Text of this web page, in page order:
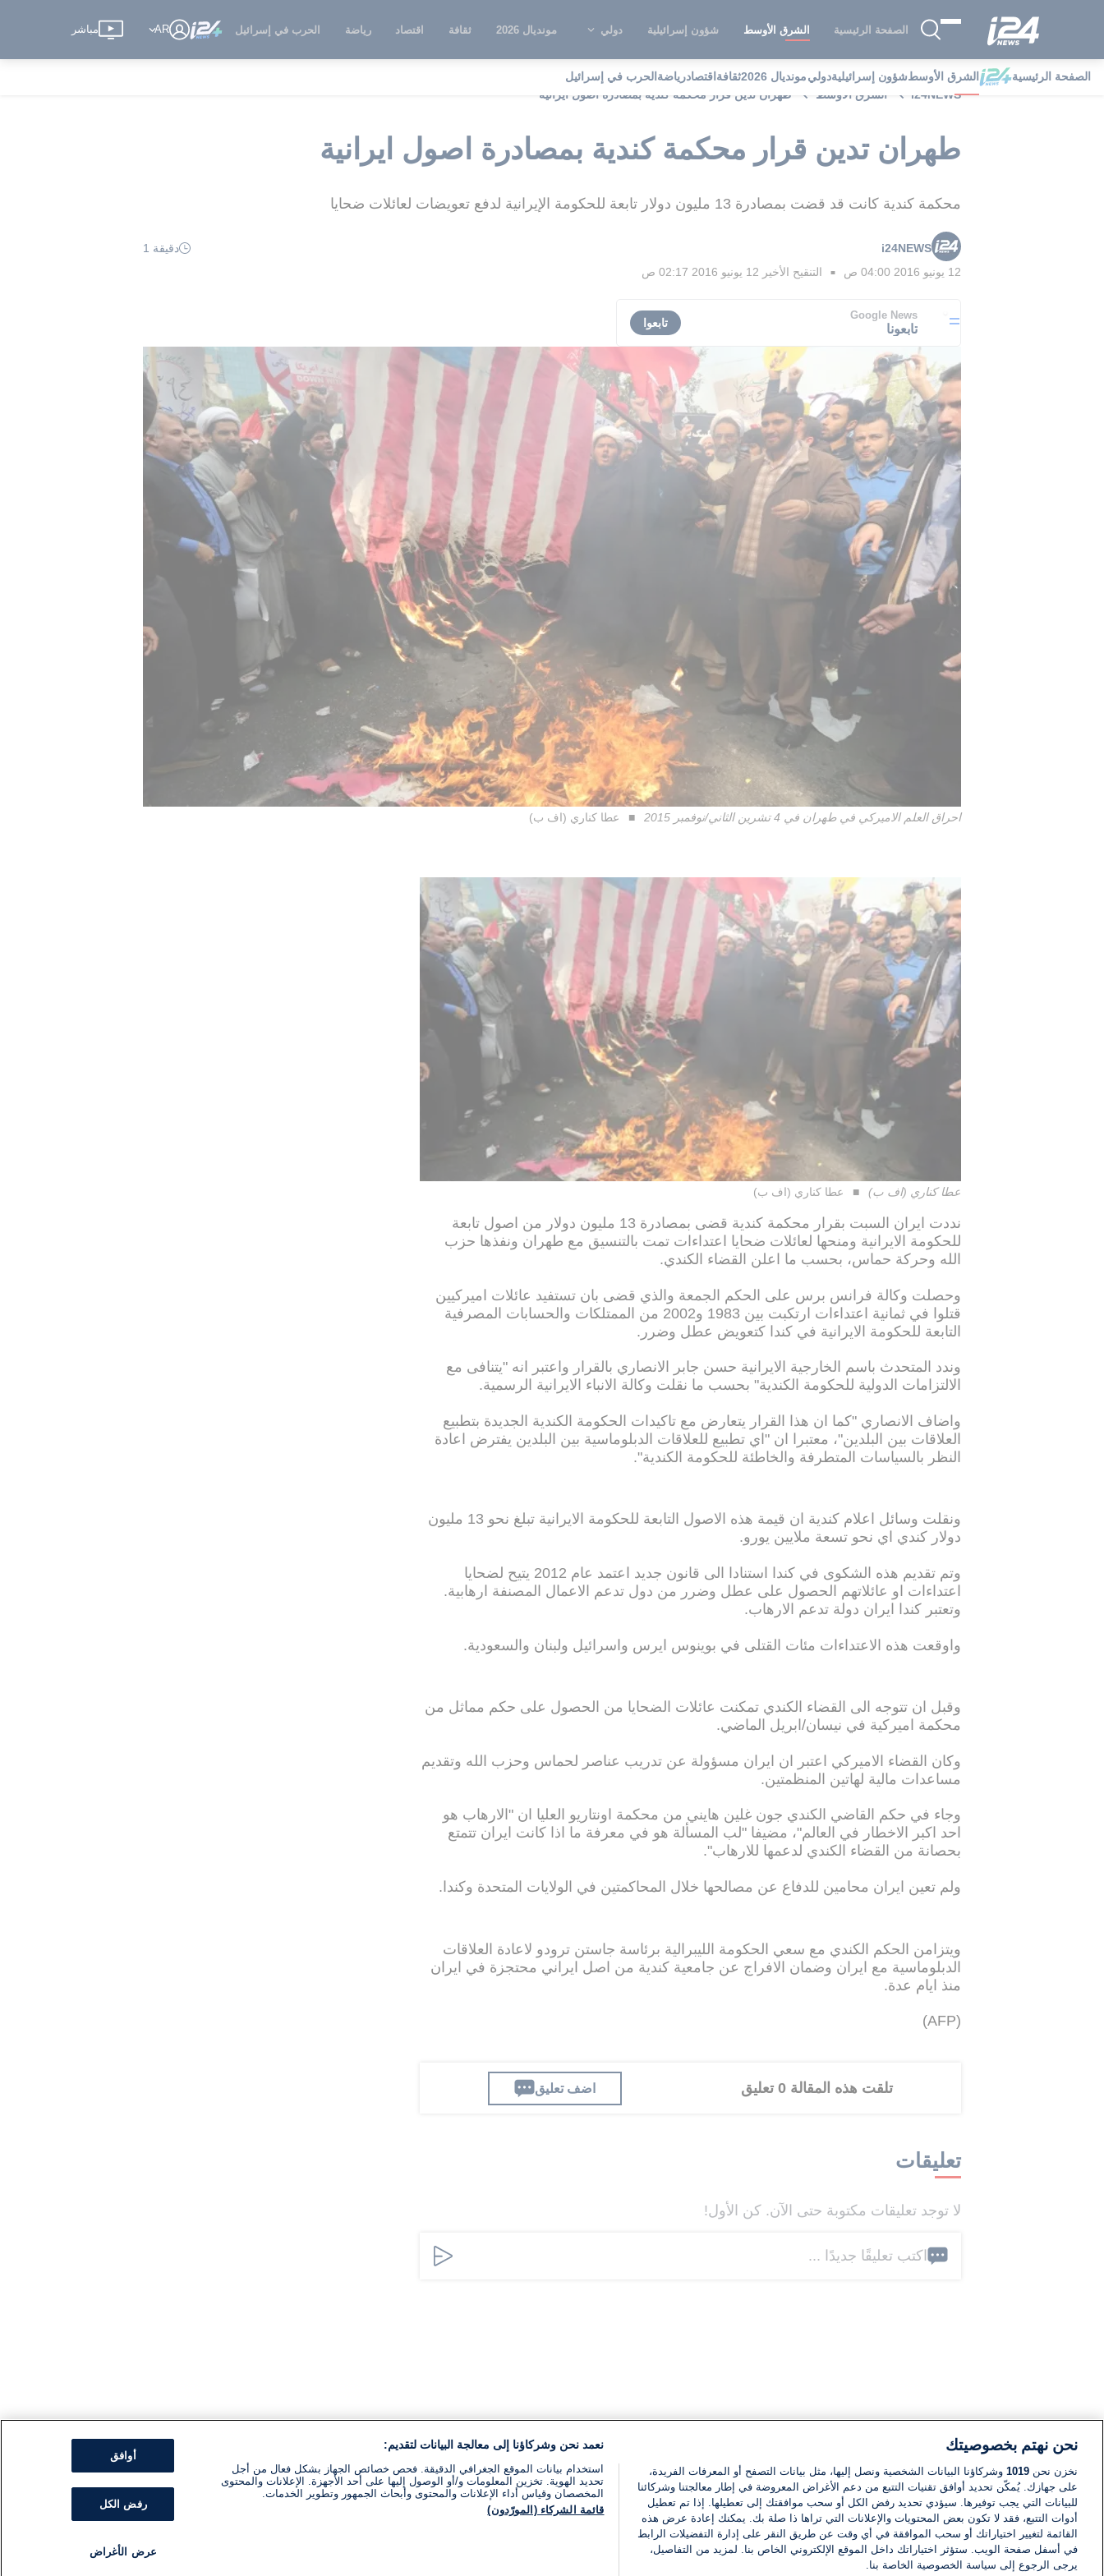
الصفحة الرئيسية الشرق الأوسط شؤون إسرائيلية دولي مونديال 2026 ثقافة اقتصاد رياضة الحرب في إسرائيل AR مباشر
الصفحة الرئيسية الشرق الأوسطشؤون إسرائيليةدوليمونديال 2026 ثقافة اقتصادرياضة الحرب في إسرائيل
i24NEWS
الشرق الأوسط طهران تدين قرار محكمة كندية بمصادرة اصول ايرانية
طهران تدين قرار محكمة كندية بمصادرة اصول ايرانية
محكمة كندية كانت قد قضت بمصادرة 13 مليون دولار تابعة للحكومة الإيرانية لدفع تعويضات لعائلات ضحايا
i24NEWS
دقيقة 1
12 يونيو 2016 04:00 ص
■ التنقيح الأخير 12 يونيو 2016 02:17 ص
Google News
تابعونا تابعوا
احراق العلم الاميركي في طهران في 4 تشرين الثاني/نوفمبر 2015 عطا كناري (اف ب)
عطا كناري (اف ب) عطا كناري (اف ب)
نددت ايران السبت بقرار محكمة كندية قضى بمصادرة 13 مليون دولار من اصول تابعة
للحكومة الايرانية ومنحها لعائلات ضحايا اعتداءات تمت بالتنسيق مع طهران ونفذها حزب
الله وحركة حماس، بحسب ما اعلن القضاء الكندي.
وحصلت وكالة فرانس برس على الحكم الجمعة والذي قضى بان تستفيد عائلات اميركيين
قتلوا في ثمانية اعتداءات ارتكبت بين 1983 و2002 من الممتلكات والحسابات المصرفية
التابعة للحكومة الايرانية في كندا كتعويض عطل وضرر.
وندد المتحدث باسم الخارجية الايرانية حسن جابر الانصاري بالقرار واعتبر انه "يتنافى مع
الالتزامات الدولية للحكومة الكندية" بحسب ما نقلت وكالة الانباء الايرانية الرسمية.
واضاف الانصاري "كما ان هذا القرار يتعارض مع تاكيدات الحكومة الكندية الجديدة بتطبيع
العلاقات بين البلدين"، معتبرا ان "اي تطبيع للعلاقات الدبلوماسية بين البلدين يفترض اعادة
النظر بالسياسات المتطرفة والخاطئة للحكومة الكندية".
ونقلت وسائل اعلام كندية ان قيمة هذه الاصول التابعة للحكومة الايرانية تبلغ نحو 13 مليون
دولار كندي اي نحو تسعة ملايين يورو.
وتم تقديم هذه الشكوى في كندا استنادا الى قانون جديد اعتمد عام 2012 يتيح لضحايا
اعتداءات او عائلاتهم الحصول على عطل وضرر من دول تدعم الاعمال المصنفة ارهابية.
وتعتبر كندا ايران دولة تدعم الارهاب.
واوقعت هذه الاعتداءات مئات القتلى في بوينوس ايرس واسرائيل ولبنان والسعودية.
وقبل ان تتوجه الى القضاء الكندي تمكنت عائلات الضحايا من الحصول على حكم مماثل من
محكمة اميركية في نيسان/ابريل الماضي.
وكان القضاء الاميركي اعتبر ان ايران مسؤولة عن تدريب عناصر لحماس وحزب الله وتقديم
مساعدات مالية لهاتين المنظمتين.
وجاء في حكم القاضي الكندي جون غلين هايني من محكمة اونتاريو العليا ان "الارهاب هو
احد اكبر الاخطار في العالم"، مضيفا "لب المسألة هو في معرفة ما اذا كانت ايران تتمتع
بحصانة من القضاء الكندي لدعمها للارهاب".
ولم تعين ايران محامين للدفاع عن مصالحها خلال المحاكمتين في الولايات المتحدة وكندا.
ويتزامن الحكم الكندي مع سعي الحكومة الليبرالية برئاسة جاستن ترودو لاعادة العلاقات
الدبلوماسية مع ايران وضمان الافراج عن جامعية كندية من اصل ايراني محتجزة في ايران
منذ ايام عدة.
(AFP)
تلقت هذه المقالة 0 تعليق اضف تعليق
تعليقات
لا توجد تعليقات مكتوبة حتى الآن. كن الأول!
اكتب تعليقًا جديدًا ...
نحن نهتم بخصوصيتك
نخزن نحن 1019 وشركاؤنا البيانات الشخصية ونصل إليها، مثل بيانات التصفح أو المعرفات الفريدة،
على جهازك. يُمكّن تحديد أوافق تقنيات التتبع من دعم الأغراض المعروضة في إطار معالجتنا وشركائنا
للبيانات التي يجب توفيرها. سيؤدي تحديد رفض الكل أو سحب موافقتك إلى تعطيلها. إذا تم تعطيل
أدوات التتبع، فقد لا تكون بعض المحتويات والإعلانات التي تراها ذا صلة بك. يمكنك إعادة عرض هذه
القائمة لتغيير اختياراتك أو سحب الموافقة في أي وقت عن طريق النقر على إدارة التفضيلات الرابط
في أسفل صفحة الويب. ستؤثر اختياراتك داخل الموقع الإلكتروني الخاص بنا. لمزيد من التفاصيل،
يرجى الرجوع إلى سياسة الخصوصية الخاصة بنا.
نعمد نحن وشركاؤنا إلى معالجة البيانات لتقديم:
استخدام بيانات الموقع الجغرافي الدقيقة. فحص خصائص الجهاز بشكل فعال من أجل
تحديد الهوية. تخزين المعلومات و/أو الوصول إليها على أحد الأجهزة. الإعلانات والمحتوى
المخصصان وقياس أداء الإعلانات والمحتوى وأبحاث الجمهور وتطوير الخدمات.
قائمة الشركاء (المورّدون)
أوافق
رفض الكل
عرض الأغراض